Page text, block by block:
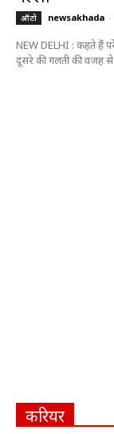
ऑटो newsakhada -
NEW DELHI : कहते हैं
दूसरे की गलती की वजह
करियर